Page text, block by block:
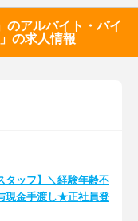
のアルバイト・バイ
の求人情報
タッフ】＼経験年齢不
現金手渡し★正社員登